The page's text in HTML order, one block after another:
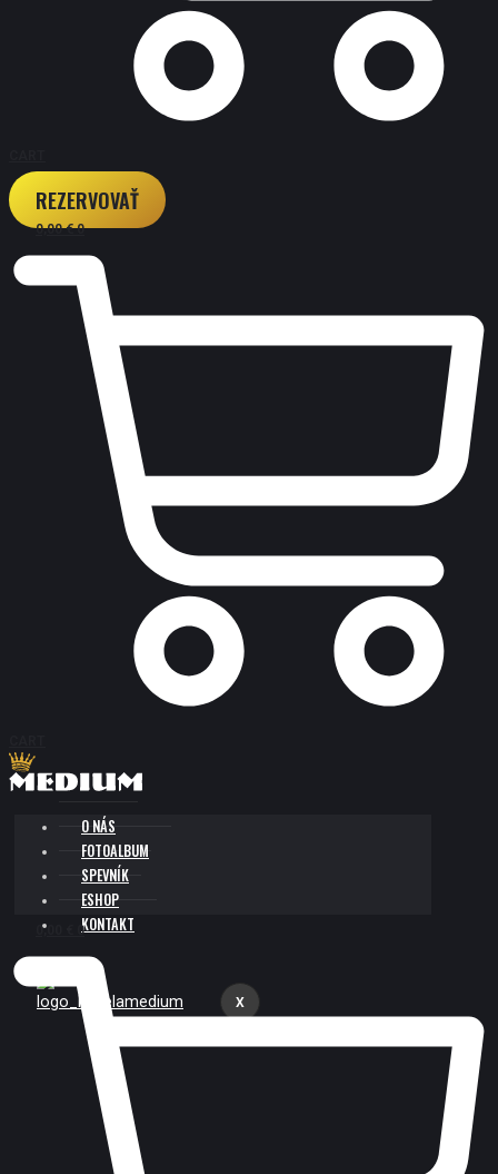
REZERVOVAŤ
0,00€ 0
O NÁS
FOTOALBUM
SPEVNÍK
ESHOP
KONTAKT
X
0,00 0